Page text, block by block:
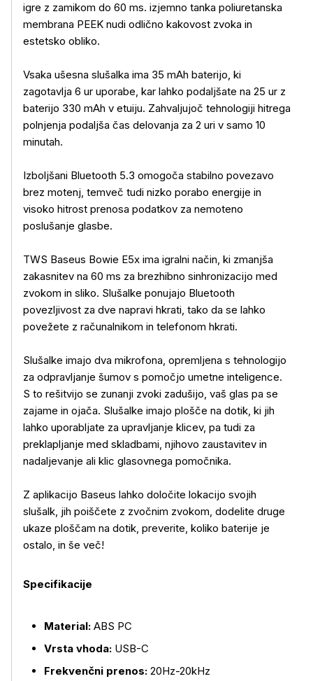
Več o izdelku
igre z zamikom do 60 ms. izjemno tanka poliuretanska
membrana PEEK nudi odlično kakovost zvoka in
estetsko obliko.
Vsaka ušesna slušalka ima 35 mAh baterijo, ki
zagotavlja 6 ur uporabe, kar lahko podaljšate na 25 ur z
baterijo 330 mAh v etuiju. Zahvaljujoč tehnologiji hitrega
polnjenja podaljša čas delovanja za 2 uri v samo 10
minutah.
Izboljšani Bluetooth 5.3 omogoča stabilno povezavo
brez motenj, temveč tudi nizko porabo energije in
visoko hitrost prenosa podatkov za nemoteno
poslušanje glasbe.
TWS Baseus Bowie E5x ima igralni način, ki zmanjša
zakasnitev na 60 ms za brezhibno sinhronizacijo med
zvokom in sliko. Slušalke ponujajo Bluetooth
povezljivost za dve napravi hkrati, tako da se lahko
povežete z računalnikom in telefonom hkrati.
Slušalke imajo dva mikrofona, opremljena s tehnologijo
za odpravljanje šumov s pomočjo umetne inteligence.
S to rešitvijo se zunanji zvoki zadušijo, vaš glas pa se
zajame in ojača. Slušalke imajo plošče na dotik, ki jih
lahko uporabljate za upravljanje klicev, pa tudi za
preklapljanje med skladbami, njihovo zaustavitev in
nadaljevanje ali klic glasovnega pomočnika.
Z aplikacijo Baseus lahko določite lokacijo svojih
slušalk, jih poiščete z zvočnim zvokom, dodelite druge
ukaze ploščam na dotik, preverite, koliko baterije je
ostalo, in še več!
Specifikacije
Material: ABS PC
Vrsta vhoda: USB-C
Frekvenčni prenos: 20Hz-20kHz